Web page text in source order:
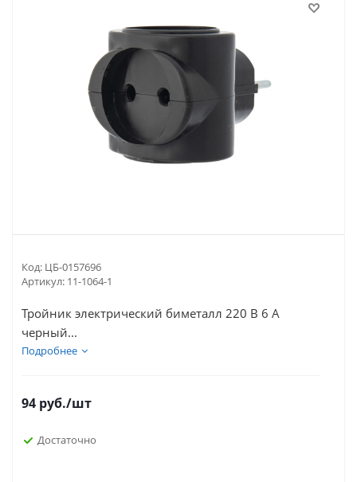
Код: ЦБ-0157696
Артикул: 11-1064-1
Тройник электрический биметалл 220 В 6 А
черный...
Подробнее
94 руб./шт
Достаточно